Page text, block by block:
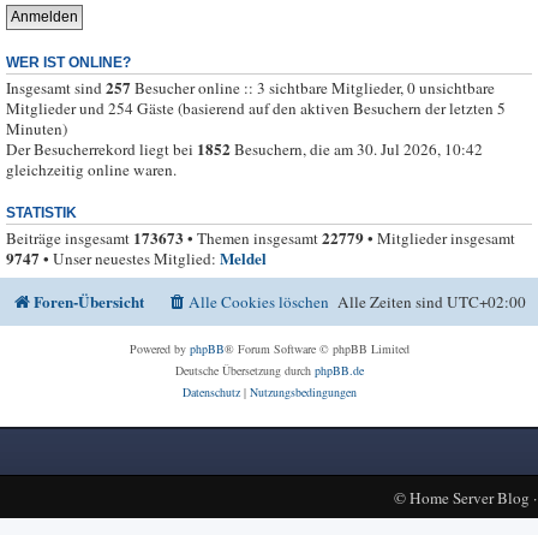
WER IST ONLINE?
Insgesamt sind257Besucher online :: 3 sichtbare Mitglieder, 0 unsichtbare
Mitglieder und 254 Gäste (basierend auf den aktiven Besuchern der letzten 5
Minuten)
Der Besucherrekord liegt bei 1852Besuchern, die am 30. Jul 2026, 10:42
gleichzeitig online waren.
STATISTIK
Beiträge insgesamt 173673 • Themen insgesamt22779• Mitglieder insgesamt
9747• Unser neuestes Mitglied: Meldel
Foren-Übersicht
Alle Zeiten sindUTC+02:00
Alle Cookies löschen
Powered by phpBB® Forum Software © phpBB Limited
Deutsche Übersetzung durch phpBB.de
Datenschutz| Nutzungsbedingungen
©Home Server Blog